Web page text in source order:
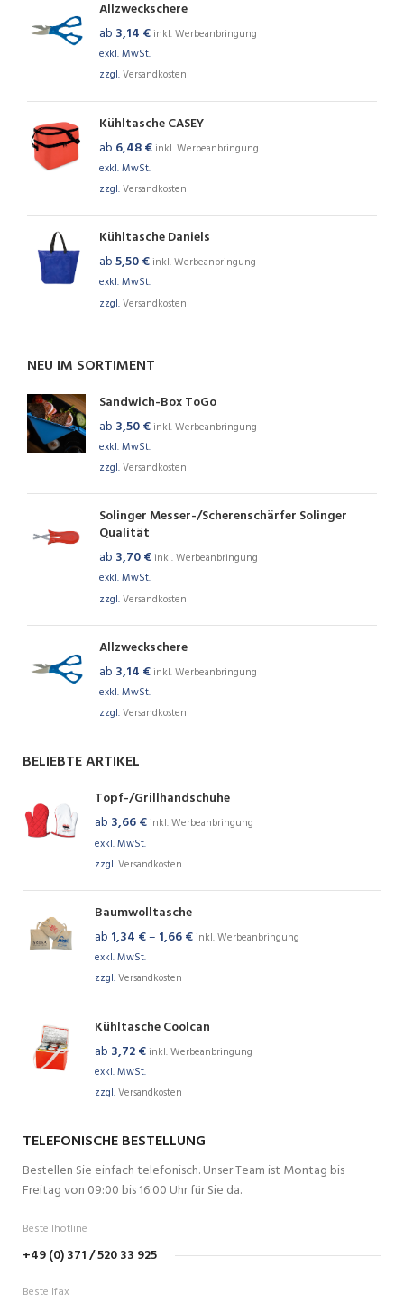
Allzweckschere
ab 3,14 € inkl. Werbeanbringung
exkl. MwSt.
zzgl.Versandkosten
Kühltasche CASEY
ab 6,48€ inkl. Werbeanbringung
exkl. MwSt.
zzgl.Versandkosten
Kühltasche Daniels
ab5,50€ inkl. Werbeanbringung
exkl. MwSt.
zzgl.Versandkosten
NEU IM SORTIMENT
Sandwich-Box ToGo
ab 3,50€ inkl. Werbeanbringung
exkl. MwSt.
zzgl.Versandkosten
Solinger Messer-/Scherenschärfer Solinger
Qualität
ab 3,70€ inkl. Werbeanbringung
exkl. MwSt.
zzgl.Versandkosten
Allzweckschere
ab 3,14 € inkl. Werbeanbringung
exkl. MwSt.
zzgl.Versandkosten
BELIEBTE ARTIKEL
Topf-/Grillhandschuhe
ab 3,66€ inkl. Werbeanbringung
exkl. MwSt.
zzgl.Versandkosten
Baumwolltasche
ab 1,34 €– 1,66€ inkl. Werbeanbringung
exkl. MwSt.
zzgl.Versandkosten
Kühltasche Coolcan
ab 3,72€ inkl. Werbeanbringung
exkl. MwSt.
zzgl.Versandkosten
TELEFONISCHE BESTELLUNG
Bestellen Sie einfach telefonisch. Unser Team ist Montag bis
Freitag von 09:00 bis 16:00 Uhr für Sie da.
Bestellhotline
+49 (0) 371 / 520 33 925
Bestellfax